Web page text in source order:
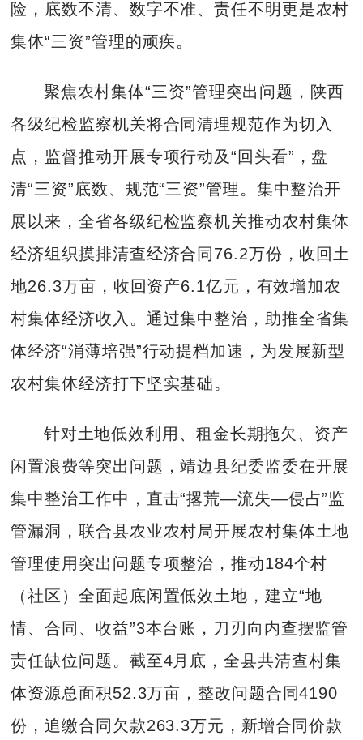
险，底数不清、数字不准、责任不明更是农村
集体“三资”管理的顽疾。
聚焦农村集体“三资”管理突出问题，陕西
各级纪检监察机关将合同清理规范作为切入
点，监督推动开展专项行动及“回头看”，盘
清“三资”底数、规范“三资”管理。集中整治开
展以来，全省各级纪检监察机关推动农村集体
经济组织摸排清查经济合同76.2万份，收回土
地26.3万亩，收回资产6.1亿元，有效增加农
村集体经济收入。通过集中整治，助推全省集
体经济“消薄培强”行动提档加速，为发展新型
农村集体经济打下坚实基础。
针对土地低效利用、租金长期拖欠、资产
闲置浪费等突出问题，靖边县纪委监委在开展
集中整治工作中，直击“撂荒—流失—侵占”监
管漏洞，联合县农业农村局开展农村集体土地
管理使用突出问题专项整治，推动184个村
（社区）全面起底闲置低效土地，建立“地
情、合同、收益”3本台账，刀刃向内查摆监管
责任缺位问题。截至4月底，全县共清查村集
体资源总面积52.3万亩，整改问题合同4190
份，追缴合同欠款263.3万元，新增合同价款